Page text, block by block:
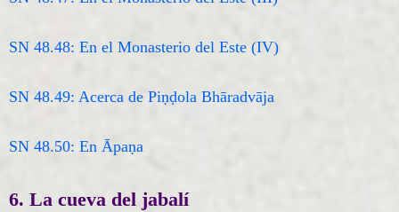
SN 48.48: En el Monasterio del Este (IV)
SN 48.49: Acerca de Piṇḍola Bhāradvāja
SN 48.50: En Āpaṇa
6. La cueva del jabalí